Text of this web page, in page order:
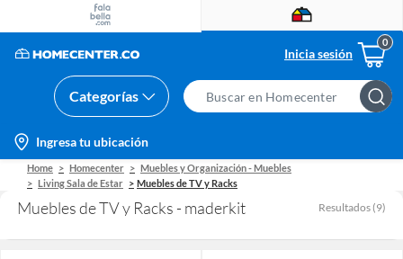
Inicia sesión
Categorías
Search
Bar
location-
icon
Ingresa tu ubicación
Home Homecenter
Muebles y Organización - Muebles
Living Sala de Estar
Muebles de TV y Racks
Muebles de TV y Racks - maderkit Resultados (9)